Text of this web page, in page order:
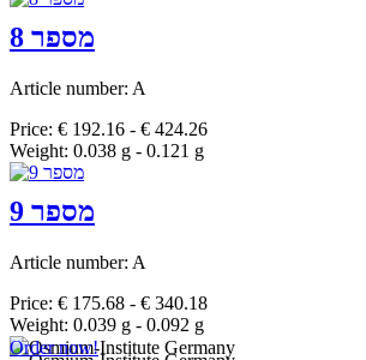
מספר 8
Article number: A
Price: € 192.16 - € 424.26
Weight: 0.038 g - 0.121 g
מספר 9
Article number: A
Price: € 175.68 - € 340.18
Weight: 0.039 g - 0.092 g
Order now!